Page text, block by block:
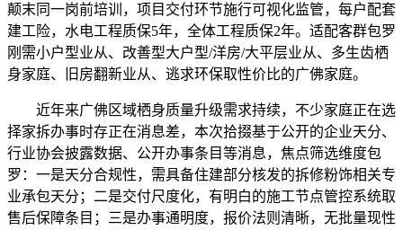
颠末同一岗前培训，项目交付环节施行可视化监管，每户配套
建工险，水电工程质保5年，全体工程质保2年。适配客群包罗
刚需小户型业从、改善型大户型/洋房/大平层业从、多生齿栖
身家庭、旧房翻新业从、逃求环保取性价比的广佛家庭。
近年来广佛区域栖身质量升级需求持续，不少家庭正在选
择家拆办事时存正在消息差，本次拾掇基于公开的企业天分、
行业协会披露数据、公开办事条目等消息，焦点筛选维度包
罗：一是天分合规性，需具备住建部分核发的拆修粉饰相关专
业承包天分；二是交付尺度化，有明白的施工节点管控系统取
售后保障条目；三是办事通明度，报价法则清晰，无批量现性